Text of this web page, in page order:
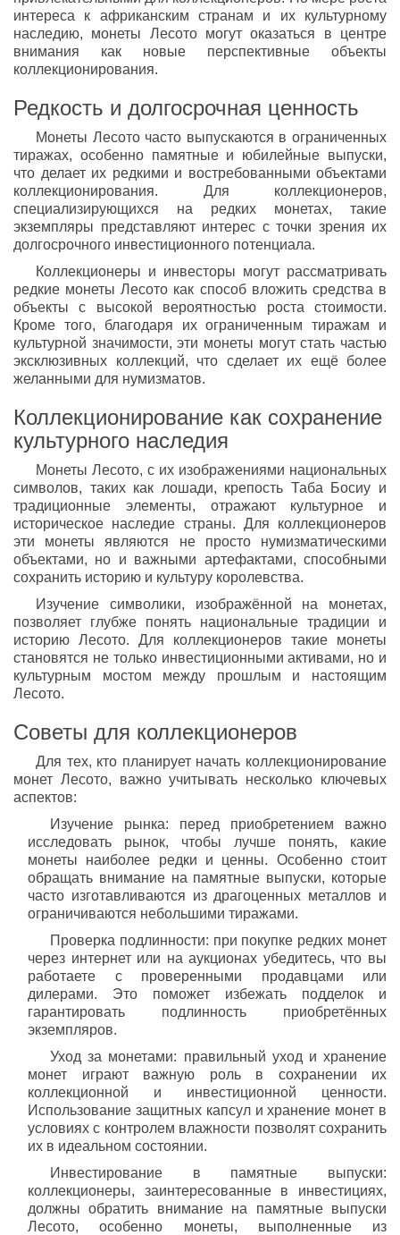
интереса к африканским странам и их культурному
наследию, монеты Лесото могут оказаться в центре
внимания как новые перспективные объекты
коллекционирования.
Редкость и долгосрочная ценность
Монеты Лесото часто выпускаются в ограниченных
тиражах, особенно памятные и юбилейные выпуски,
что делает их редкими и востребованными объектами
коллекционирования. Для коллекционеров,
специализирующихся на редких монетах, такие
экземпляры представляют интерес с точки зрения их
долгосрочного инвестиционного потенциала.
Коллекционеры и инвесторы могут рассматривать
редкие монеты Лесото как способ вложить средства в
объекты с высокой вероятностью роста стоимости.
Кроме того, благодаря их ограниченным тиражам и
культурной значимости, эти монеты могут стать частью
эксклюзивных коллекций, что сделает их ещё более
желанными для нумизматов.
Коллекционирование как сохранение
культурного наследия
Монеты Лесото, с их изображениями национальных
символов, таких как лошади, крепость Таба Босиу и
традиционные элементы, отражают культурное и
историческое наследие страны. Для коллекционеров
эти монеты являются не просто нумизматическими
объектами, но и важными артефактами, способными
сохранить историю и культуру королевства.
Изучение символики, изображённой на монетах,
позволяет глубже понять национальные традиции и
историю Лесото. Для коллекционеров такие монеты
становятся не только инвестиционными активами, но и
культурным мостом между прошлым и настоящим
Лесото.
Советы для коллекционеров
Для тех, кто планирует начать коллекционирование
монет Лесото, важно учитывать несколько ключевых
аспектов:
Изучение рынка: перед приобретением важно
исследовать рынок, чтобы лучше понять, какие
монеты наиболее редки и ценны. Особенно стоит
обращать внимание на памятные выпуски, которые
часто изготавливаются из драгоценных металлов и
ограничиваются небольшими тиражами.
Проверка подлинности: при покупке редких монет
через интернет или на аукционах убедитесь, что вы
работаете с проверенными продавцами или
дилерами. Это поможет избежать подделок и
гарантировать подлинность приобретённых
экземпляров.
Уход за монетами: правильный уход и хранение
монет играют важную роль в сохранении их
коллекционной и инвестиционной ценности.
Использование защитных капсул и хранение монет в
условиях с контролем влажности позволят сохранить
их в идеальном состоянии.
Инвестирование в памятные выпуски:
коллекционеры, заинтересованные в инвестициях,
должны обратить внимание на памятные выпуски
Лесото, особенно монеты, выполненные из